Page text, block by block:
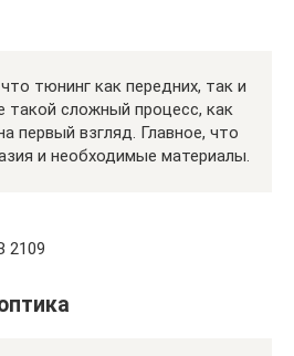
тюнинг как передних, так и
такой сложный процесс, как
первый взгляд. Главное, что
и необходимые материалы.
2109